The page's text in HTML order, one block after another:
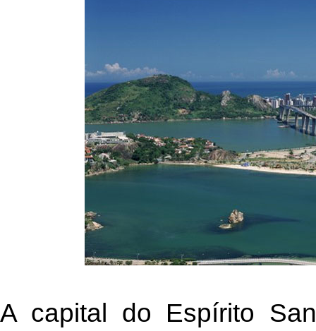
A capital do Espírito